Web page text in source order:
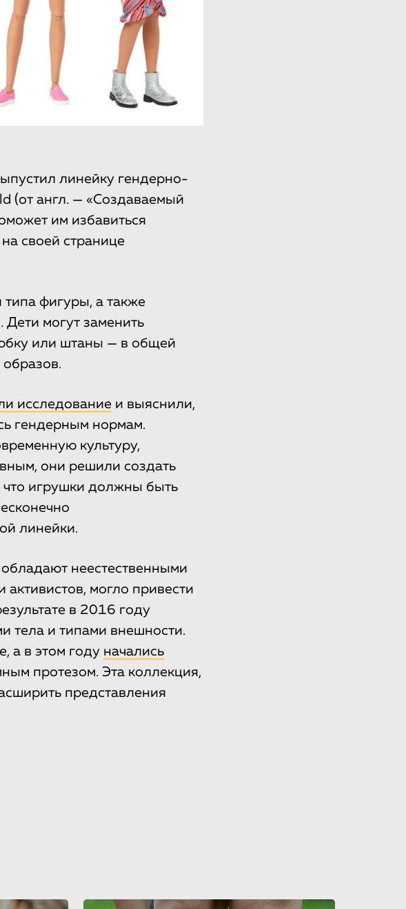
линейку гендерно-
(от англ. — «Создаваемый
им избавиться
своей странице
типа фигуры, а также
могут заменить
или штаны — в общей
исследование и выяснили,
гендерным нормам.
культуру,
они решили создать
что игрушки должны быть
линейки.
неестественными
могло привести
в 2016 году
тела и типами внешности.
а в этом году начались
протезом. Эта коллекция,
представления